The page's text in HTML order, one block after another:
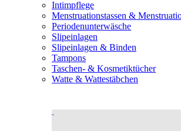
Intimpflege
Menstruationstassen &
Periodenunterwäsche
Slipeinlagen
Slipeinlagen & Binden
Tampons
Taschen- & Kosmetiktücher
Watte & Wattestäbchen